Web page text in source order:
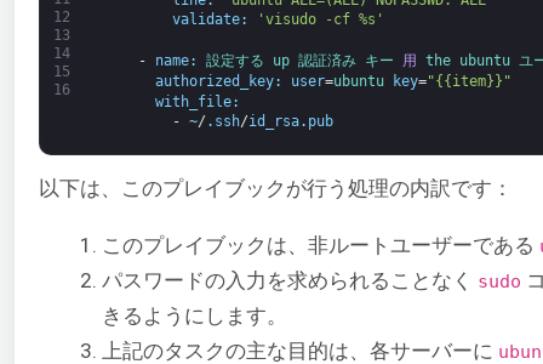
12
13
14
15
16
validate: 'visudo -cf %s'
- name: 設定する up 認証済み キー 用 the ubuntu ユ
authorized_key: user=ubuntu key="{{item}}"
with_file:
- ~/ . ssh/id_rsa. pub
以下は、このプレイブックが行う処理の内訳です：
このプレイブックは、非ルートユーザーである
パスワードの入力を求められることなく sudo
きるようにします。
上記のタスクの主な目的は、各サーバーに